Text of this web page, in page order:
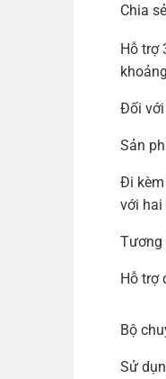
Chia
Hỗ trợ
Đối với
Sản
Đi kèm
với hai
Tương
Hỗ trợ
Bộ
Sử